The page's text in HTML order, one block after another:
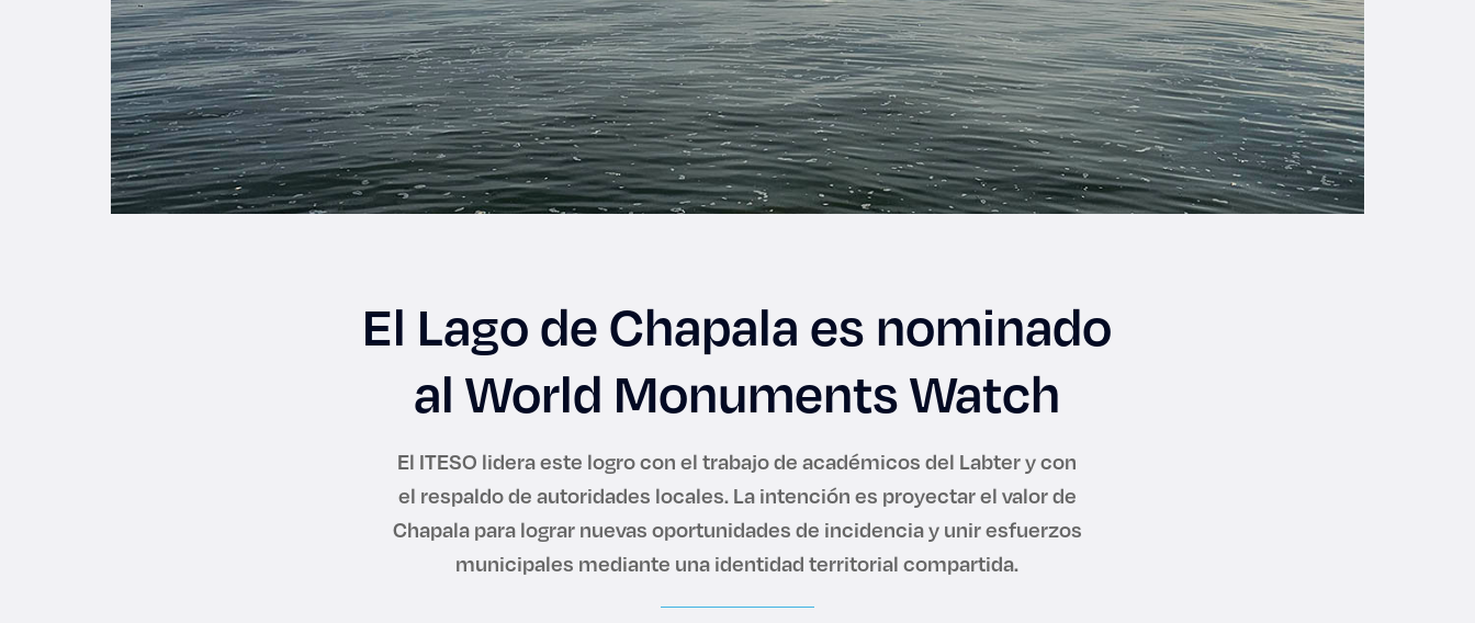
El Lago de Chapala es nominado
al World Monuments Watch
El ITESO lidera este logro con el trabajo de académicos del Labter y con
el respaldo de autoridades locales. La intención es proyectar el valor de
Chapala para lograr nuevas oportunidades de incidencia y unir esfuerzos
municipales mediante una identidad territorial compartida.